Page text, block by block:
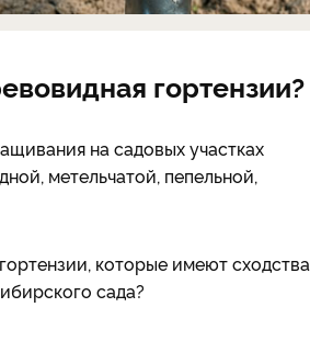
гортензии?
на садовых участках
метельчатой, пепельной,
которые имеют сходства
сада?